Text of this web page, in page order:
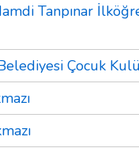
Tanpınar
Belediyesi Çocuk